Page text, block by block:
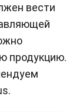
вести
продукцию.